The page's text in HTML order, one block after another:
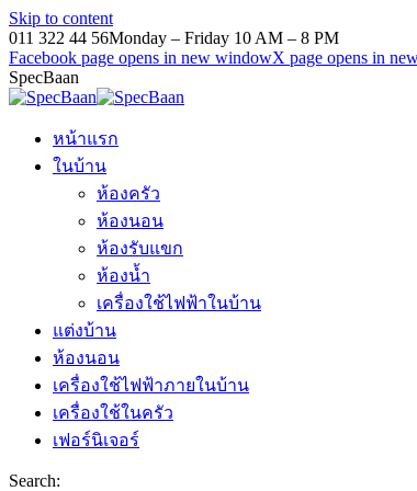
Skip to content
011 322 44 56Monday – Friday 10 AM – 8 PM
Facebook page opens in new windowX page opens in
SpecBaan
หน้าแรก
ในบ้าน
ห้องครัว
ห้องนอน
ห้องรับแขก
ห้องน้ำ
เครื่องใช้ไฟฟ้าในบ้าน
แต่งบ้าน
ห้องนอน
เครื่องใช้ไฟฟ้าภายในบ้าน
เครื่องใช้ในครัว
เฟอร์นิเจอร์
Search: